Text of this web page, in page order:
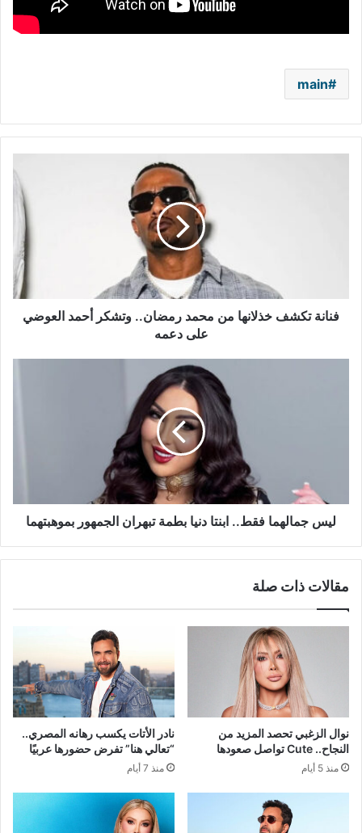
main
العوضي
على
فنانة تكشف خذلانها من محمد رمضان.. وتشكر أحمد العوضي
على دعمه
بموهبتهما
ليس جمالهما فقط.. ابنتا دنيا بطمة تبهران الجمهور بموهبتهما
مقالات ذات صلة
نوال الزغبي تحصد المزيد من
النجاح.. Cute تواصل صعودها
منذ 5 أيام
نادر الأتات يكسب رهانه المصري..
“تعالي هنا” تفرض حضورها عربيًا
منذ 7 أيام